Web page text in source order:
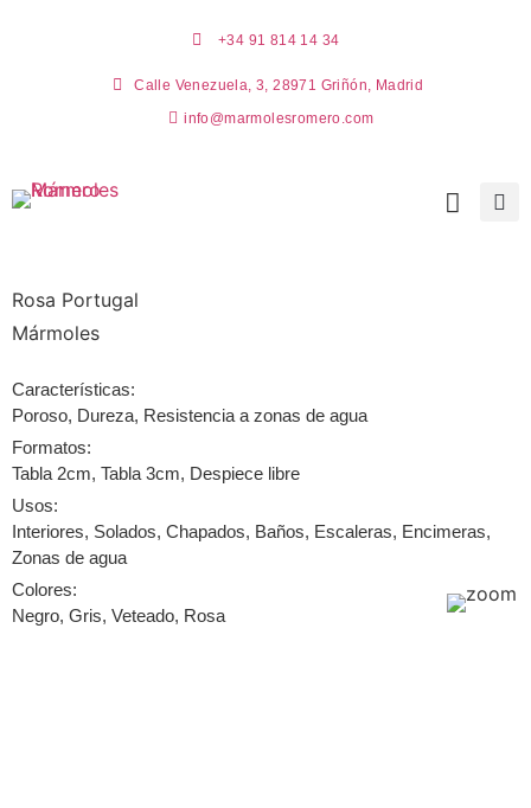
+34 91 814 14 34
Calle Venezuela, 3, 28971 Griñón, Madrid
info@marmolesromero.com
Rosa Portugal
Mármoles
Características:
Poroso, Dureza, Resistencia a zonas de agua
Formatos:
Tabla 2cm, Tabla 3cm, Despiece libre
Usos:
Interiores, Solados, Chapados, Baños, Escaleras, Encimeras,
Zonas de agua
Colores:
Negro, Gris, Veteado, Rosa